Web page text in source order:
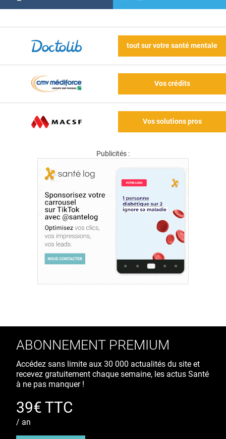
tout sur votre santé mentale
Vos crédits
Vos solutions pros
Publicités :
ABONNEMENT PREMIUM
Accédez sans limite aux 30 000 actualités du site et
recevez gratuitement chaque semaine, les actus Santé
à ne pas manquer !
39€ TTC
/ an